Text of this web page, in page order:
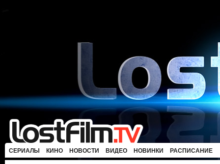
СЕРИАЛЫ КИНО НОВОСТИ ВИДЕО НОВИНКИ РАСПИСАНИЕ